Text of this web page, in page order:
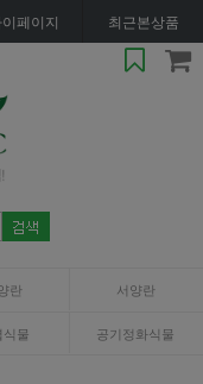
페이지 최근본상품
란 서양란
식물 공기정화식물